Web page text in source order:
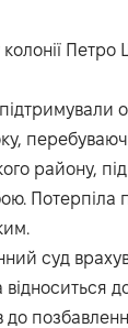
колонії
району,
Потерпіла
суд
відноситься